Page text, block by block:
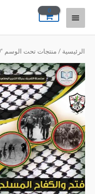
المحتوى
القائمة
الرئيسية
الرئيسية / منتجات تحت الوسم “PLO”